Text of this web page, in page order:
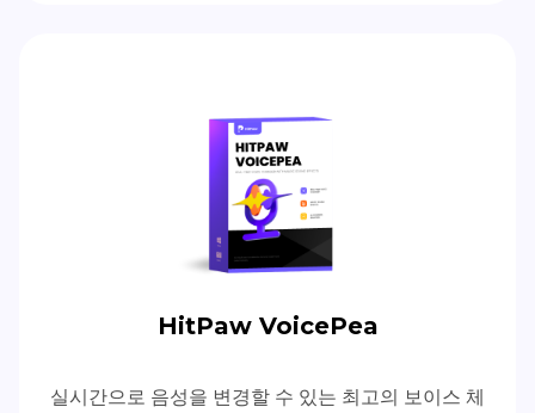
HitPaw VoicePea
실시간으로 음성을 변경할 수 있는 최고의 보이스 체